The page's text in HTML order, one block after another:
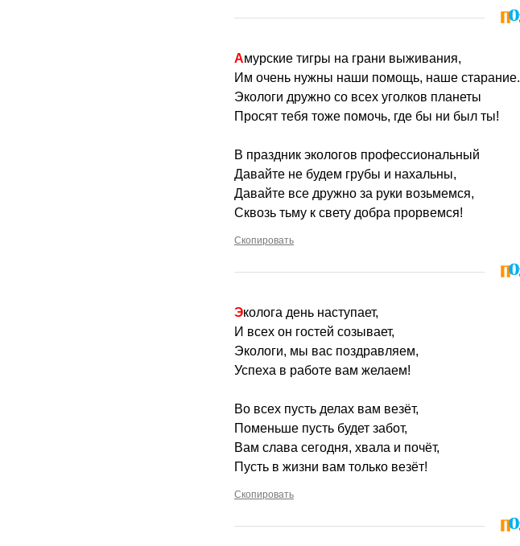
Амурские тигры на грани выживания,
Им очень нужны наши помощь, наше старание.
Экологи дружно со всех уголков планеты
Просят тебя тоже помочь, где бы ни был ты!
В праздник экологов профессиональный
Давайте не будем грубы и нахальны,
Давайте все дружно за руки возьмемся,
Сквозь тьму к свету добра прорвемся!
Скопировать
Эколога день наступает,
И всех он гостей созывает,
Экологи, мы вас поздравляем,
Успеха в работе вам желаем!
Во всех пусть делах вам везёт,
Поменьше пусть будет забот,
Вам слава сегодня, хвала и почёт,
Пусть в жизни вам только везёт!
Скопировать